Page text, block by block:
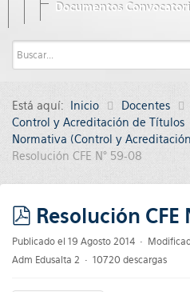
Documentos
Está aquí: Inicio
Docentes
Control y Acreditación de Títulos
Normativa (Control y
Resolución CFE N° 59-08
pdf
Resolución CFE
Publicado el 19 Agosto 2014
Adm Edusalta 2
10720 descargas